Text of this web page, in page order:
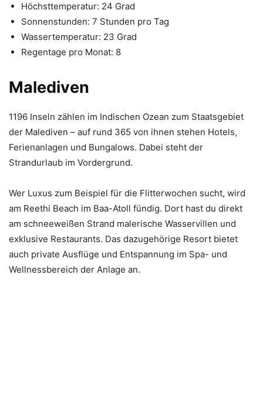
Höchsttemperatur: 24 Grad
Sonnenstunden: 7 Stunden pro Tag
Wassertemperatur: 23 Grad
Regentage pro Monat: 8
Malediven
1196 Inseln zählen im Indischen Ozean zum Staatsgebiet
der Malediven – auf rund 365 von ihnen stehen Hotels,
Ferienanlagen und Bungalows. Dabei steht der
Strandurlaub im Vordergrund.
Wer Luxus zum Beispiel für die Flitterwochen sucht, wird
am Reethi Beach im Baa-Atoll fündig. Dort hast du direkt
am schneeweißen Strand malerische Wasservillen und
exklusive Restaurants. Das dazugehörige Resort bietet
auch private Ausflüge und Entspannung im Spa- und
Wellnessbereich der Anlage an.